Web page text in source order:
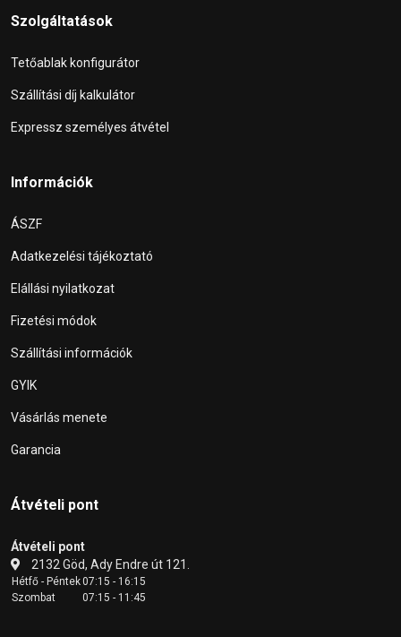
Szolgáltatások
Tetőablak konfigurátor
Szállítási díj kalkulátor
Expressz személyes átvétel
Információk
ÁSZF
Adatkezelési tájékoztató
Elállási nyilatkozat
Fizetési módok
Szállítási információk
GYIK
Vásárlás menete
Garancia
Átvételi pont
Átvételi pont
2132 Göd, Ady Endre út 121.
Hétfő - Péntek07:15 - 16:15
Szombat
07:15 - 11:45